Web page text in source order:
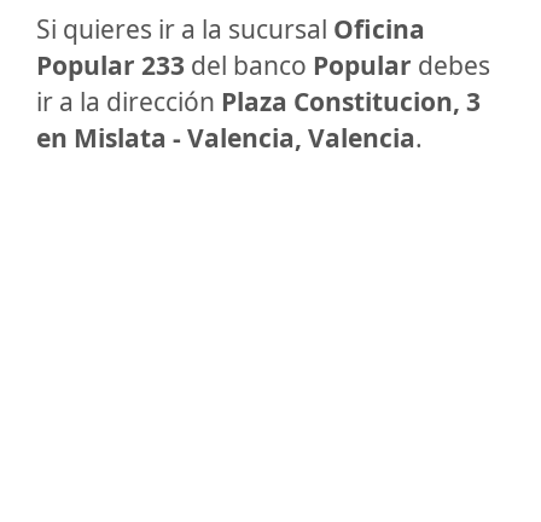
Si quieres ir a la sucursal Oficina
Popular 233 del banco Popular debes
ir a la dirección Plaza Constitucion, 3
en Mislata - Valencia, Valencia.